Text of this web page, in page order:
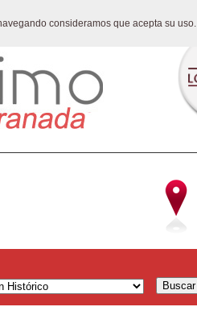
consideramos que acepta su uso.